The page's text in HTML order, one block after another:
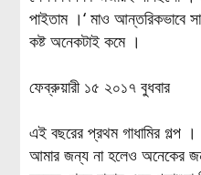
পাইতাম ।‘ মাও আন্তরিকভাবে
কষ্ট অনেকটাই কমে ।
ফেব্রুয়ারী ১৫ ২০১৭ বুধবার
এই বছরের প্রথম গাধামির গল্প ।
আমার জন্য না হলেও অনেকের